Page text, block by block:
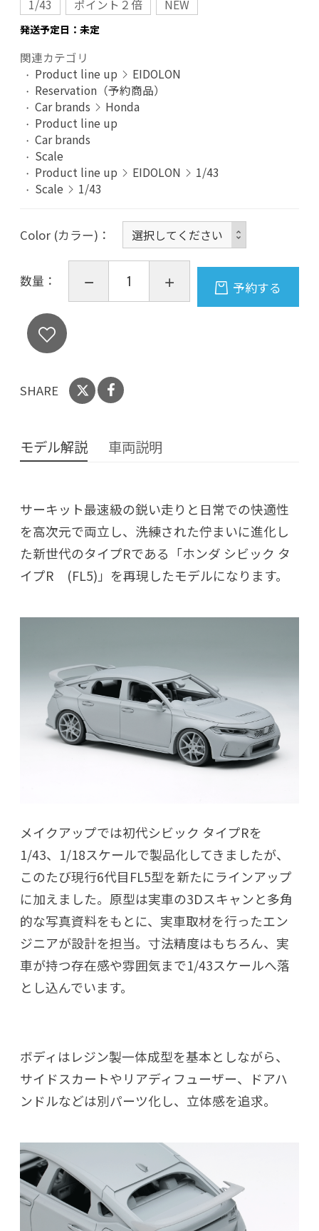
1/43 ポイント２倍 NEW
発送予定日：未定
関連カテゴリ
Product line up
EIDOLON
Reservation（予約商品）
Car brands
Honda
Product line up
Car brands
Scale
Product line up
EIDOLON
1/43
Scale
1/43
Color (カラー)
数量： 予約する
SHARE
モデル解説 車両説明
サーキット最速級の鋭い走りと日常での快適性
を高次元で両立し、洗練された佇まいに進化し
た新世代のタイプRである「ホンダ シビック タ
イプR (FL5)」を再現したモデルになります。
メイクアップでは初代シビック タイプRを
1/43、1/18スケールで製品化してきましたが、
このたび現行6代目FL5型を新たにラインアップ
に加えました。原型は実車の3Dスキャンと多角
的な写真資料をもとに、実車取材を行ったエン
ジニアが設計を担当。寸法精度はもちろん、実
車が持つ存在感や雰囲気まで1/43スケールへ落
とし込んでいます。
ボディはレジン製一体成型を基本としながら、
サイドスカートやリアディフューザー、ドアハ
ンドルなどは別パーツ化し、立体感を追求。